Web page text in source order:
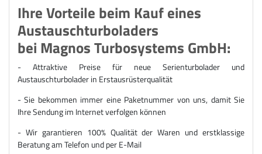
Ihre Vorteile beim Kauf eines
Austauschturboladers
bei Magnos Turbosystems GmbH:
- Attraktive Preise für neue Serienturbolader und
Austauschturboladerin Erstausrüsterqualität
- Sie bekommen immer eine Paketnummer von uns, damit Sie
Ihre Sendung im Internet verfolgen können
- Wir garantieren 100% Qualität der Waren und erstklassige
Beratung am Telefon und per E-Mail